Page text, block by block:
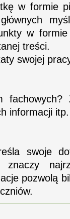
w formie
w
treści.
swojej
informacji itp.
swoje
znaczy
pozwolą